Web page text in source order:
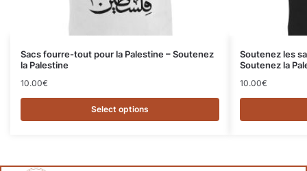
Sacs fourre-tout pour la Palestine – Soutenez
la Palestine
10.00€
Select options
Soutenez les
Soutenez la
10.00€